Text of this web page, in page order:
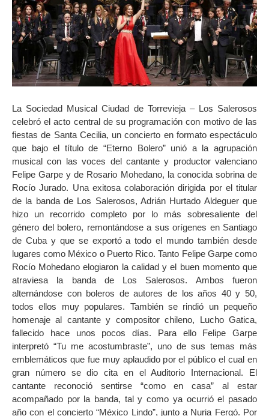
La Sociedad Musical Ciudad de Torrevieja – Los Salerosos
celebró el acto central de su programación con motivo de las
fiestas de Santa Cecilia, un concierto en formato espectáculo
que bajo el título de “Eterno Bolero” unió a la agrupación
musical con las voces del cantante y productor valenciano
Felipe Garpe y de Rosario Mohedano, la conocida sobrina de
Rocío Jurado. Una exitosa colaboración dirigida por el titular
de la banda de Los Salerosos, Adrián Hurtado Aldeguer que
hizo un recorrido completo por lo más sobresaliente del
género del bolero, remontándose a sus orígenes en Santiago
de Cuba y que se exportó a todo el mundo también desde
lugares como México o Puerto Rico. Tanto Felipe Garpe como
Rocío Mohedano elogiaron la calidad y el buen momento que
atraviesa la banda de Los Salerosos. Ambos fueron
alternándose con boleros de autores de los años 40 y 50,
todos ellos muy populares. También se rindió un pequeño
homenaje al cantante y compositor chileno, Lucho Gatica,
fallecido hace unos pocos días. Para ello Felipe Garpe
interpretó “Tu me acostumbraste”, uno de sus temas más
emblemáticos que fue muy aplaudido por el público el cual en
gran número se dio cita en el Auditorio Internacional. El
cantante reconoció sentirse “como en casa” al estar
acompañado por la banda, tal y como ya ocurrió el pasado
año con el concierto “México Lindo”, junto a Nuria Fergó. Por